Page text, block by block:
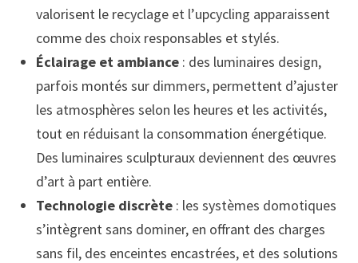
valorisent le recyclage et l’upcycling apparaissent
comme des choix responsables et stylés.
Éclairage et ambiance: des luminaires design,
parfois montés sur dimmers, permettent d’ajuster
les atmosphères selon les heures et les activités,
tout en réduisant la consommation énergétique.
Des luminaires sculpturaux deviennent des œuvres
d’art à part entière.
Technologie discrète: les systèmes domotiques
s’intègrent sans dominer, en offrant des charges
sans fil, des enceintes encastrées, et des solutions